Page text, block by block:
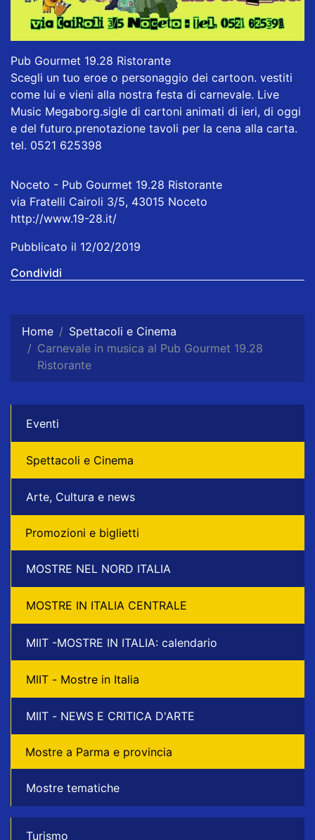
Pub Gourmet 19.28 Ristorante
Scegli un tuo eroe o personaggio dei cartoon. vestiti
come lui e vieni alla nostra festa di carnevale. Live
Music Megaborg.sigle di cartoni animati di ieri, di oggi
e del futuro.prenotazione tavoli per la cena alla carta.
tel. 0521 625398
Noceto - Pub Gourmet 19.28 Ristorante
via Fratelli Cairoli 3/5, 43015 Noceto
http://www.19-28.it/
Pubblicato il 12/02/2019
Condividi
Home
Spettacoli e Cinema
Carnevale in musica al Pub Gourmet 19.28
Ristorante
Eventi
Spettacoli e Cinema
Arte, Cultura e news
Promozioni e biglietti
MOSTRE NEL NORD ITALIA
MOSTRE IN ITALIA CENTRALE
MIIT -MOSTRE IN ITALIA: calendario
MIIT - Mostre in Italia
MIIT - NEWS E CRITICA D'ARTE
Mostre a Parma e provincia
Mostre tematiche
Turismo